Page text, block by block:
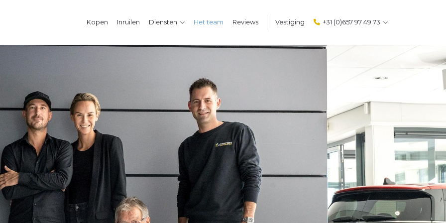
Kopen Inruilen Diensten Het team Reviews Vestiging +31 (0)657 97 49 73